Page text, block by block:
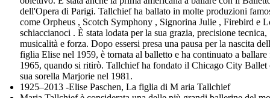
dell'Opera di Parigi. Tallchief ha ballato in molte produzioni
come Orpheus , Scotch Symphony , Signorina Julie , Firebird e
schiaccianoci . È stata lodata per la sua grazia, precisione tecnica,
musicalità e forza. Dopo essersi presa una pausa per la nascita
figlia Elise nel 1959, è tornata al balletto e ha continuato a
1965, quando si ritirò. Tallchief ha fondato il Chicago City Ballet
sua sorella Marjorie nel 1981.
1925–2013 -Elise Paschen, La figlia di M aria Tallchief